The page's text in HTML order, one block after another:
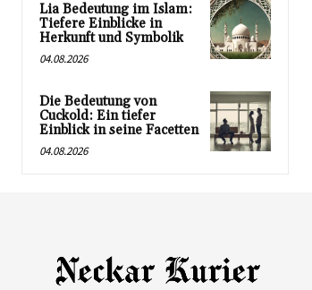
Lia Bedeutung im Islam:
Tiefere Einblicke in
Herkunft und Symbolik
04.08.2026
Die Bedeutung von
Cuckold: Ein tiefer
Einblick in seine Facetten
04.08.2026